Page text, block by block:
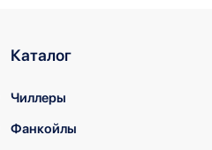
Каталог
Чиллеры
Фанкойлы